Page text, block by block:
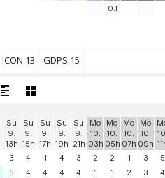
0.1
ICON 13 GDPS 15
Su
9.
13h
Su
9.
15h
Su
9.
17h
Su
9.
19h
Su
9.
21h
Mo
10.
03h
Mo
10.
05h
Mo
10.
07h
Mo
10.
09h
3 4 1 4 3 2 2 1 3
5
5 4 4 4 4 1 1 2 3 4